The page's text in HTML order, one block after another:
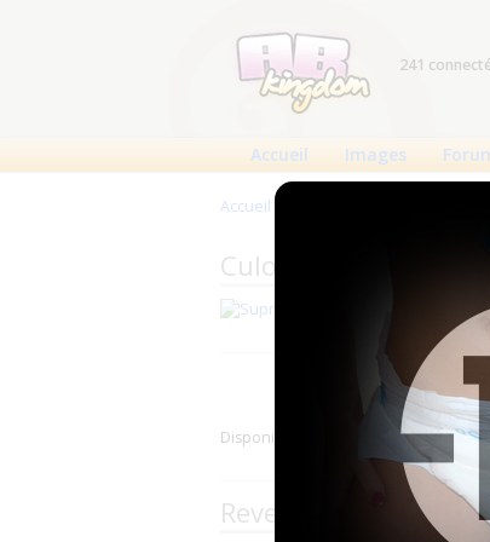
241
Accueil Images
Accueil
Culottes plastique
Disponible en 14 couleurs.
Revendeurs de la